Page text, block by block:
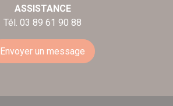
ASSISTANCE
Tél. 03 89 61 90 88
Envoyer un message